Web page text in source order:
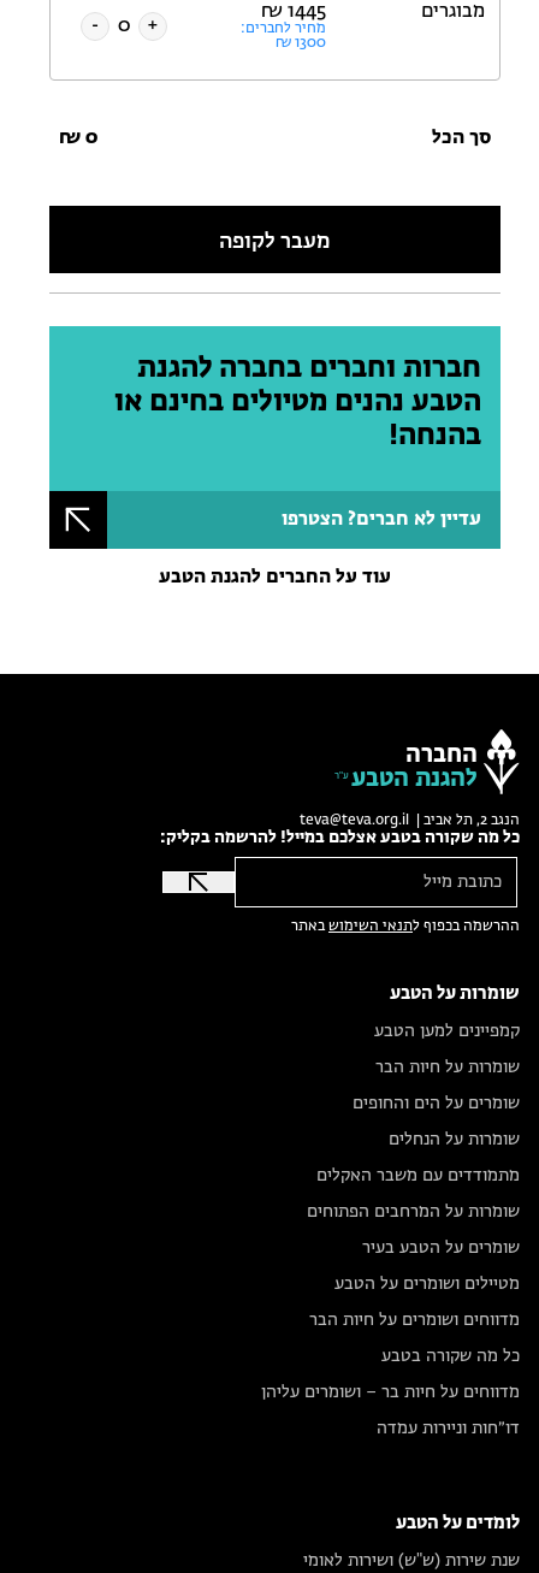
מבוגרים 1445
₪
מחיר לחברים:
1300
₪
+
-
סך הכל 0
₪
מעבר לקופה
חברות וחברים בחברה להגנת
הטבע נהנים מטיולים בחינם או
בהנחה!
עדיין לא חברים? הצטרפו
עוד על החברים להגנת הטבע
החברה
להגנת הטבע
הנגב 2, תל אביב | teva@teva.org.il
כל מה שקורה בטבע אצלכם במייל! להרשמה בקליק:
ההרשמה בכפוף לתנאי השימושבאתר
שומרות על הטבע
קמפיינים למען הטבע
שומרות על חיות הבר
שומרים על הים והחופים
שומרות על הנחלים
מתמודדים עם משבר האקלים
שומרות על המרחבים הפתוחים
שומרים על הטבע בעיר
מטיילים ושומרים על הטבע
מדווחים ושומרים על חיות הבר
כל מה שקורה בטבע
מדווחים על חיות בר – ושומרים עליהן
דו״חות וניירות עמדה
לומדים על הטבע
שנת שירות (ש"ש) ושירות לאומי